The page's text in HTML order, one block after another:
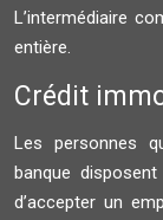
L’intermédiaire
entière.
Crédit
Les personnes
banque
d’accepter un